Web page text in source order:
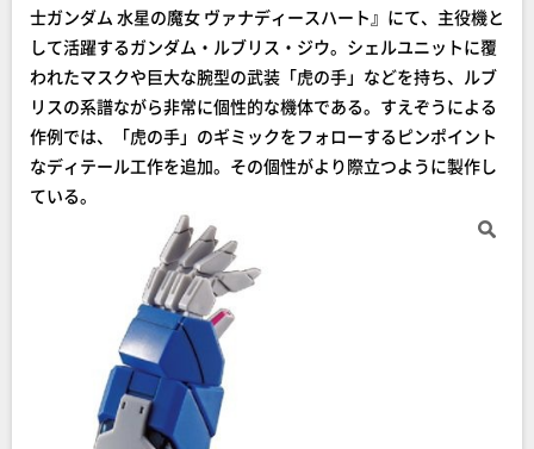
士ガンダム 水星の魔女 ヴァナディースハート』にて、主役機と
して活躍するガンダム・ルブリス・ジウ。シェルユニットに覆
われたマスクや巨大な腕型の武装「虎の手」などを持ち、ルブ
リスの系譜ながら非常に個性的な機体である。すえぞうによる
作例では、「虎の手」のギミックをフォローするピンポイント
なディテール工作を追加。その個性がより際立つように製作し
ている。